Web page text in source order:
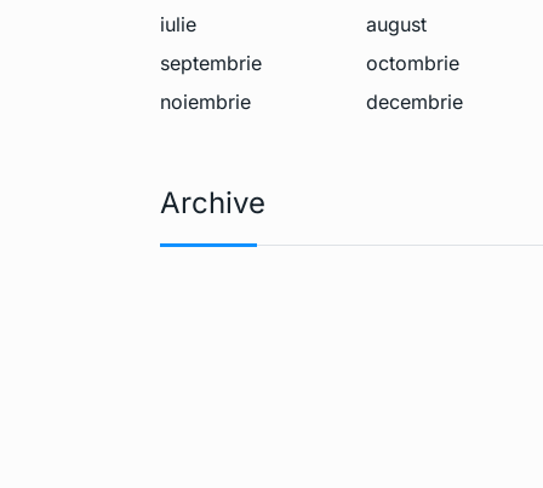
iulie
august
septembrie
octombrie
noiembrie
decembrie
Archive
Apple